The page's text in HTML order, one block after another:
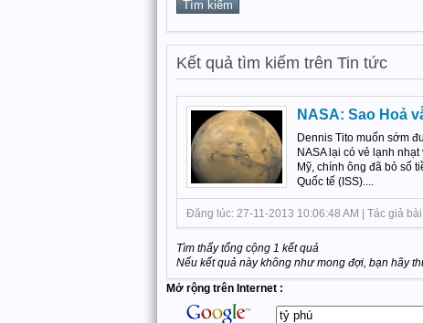
Kết quả tìm kiếm trên Tin tức
NASA: Sao Hoả
Dennis Tito muốn sớm
NASA lại có vẻ lạnh
Mỹ, chính ông đã bỏ số
Quốc tế (ISS)....
Đăng lúc: 27-11-2013 10:06:48 AM | Tác giả
Tìm thấy tổng cộng 1 kết quả
Nếu kết quả này không như mong đợi, bạn hãy
Mở rộng trên Internet :